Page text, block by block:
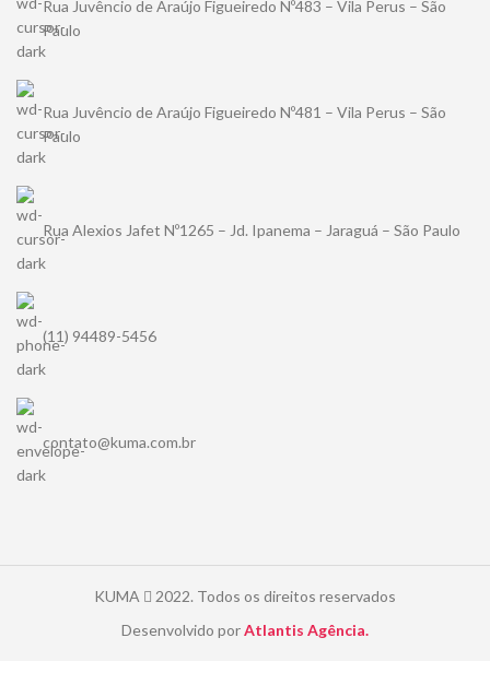
Rua Juvêncio de Araújo Figueiredo Nº483 – Vila Perus – São
Paulo
Rua Juvêncio de Araújo Figueiredo Nº481 – Vila Perus – São
Paulo
Rua Alexios Jafet Nº1265 – Jd. Ipanema – Jaraguá – São Paulo
(11) 94489-5456
contato@kuma.com.br
KUMA
2022. Todos os direitos reservados
Desenvolvido porAtlantis Agência.